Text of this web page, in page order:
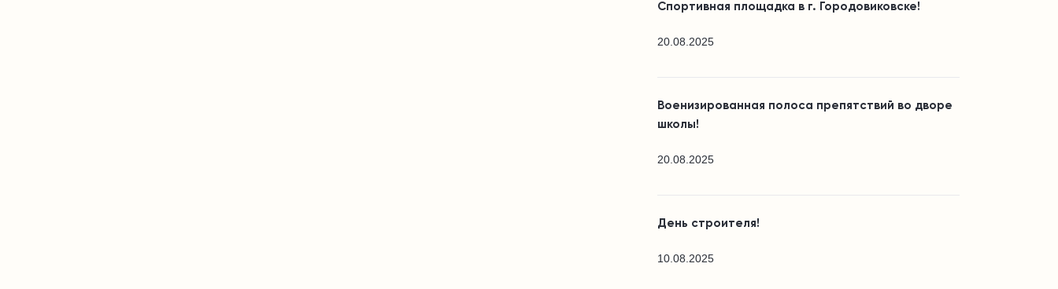
Спортивная площадка в г. Городовиковске!
20.08.2025
Военизированная полоса препятствий во дворе
школы!
20.08.2025
День строителя!
10.08.2025